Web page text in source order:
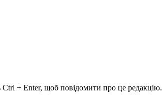
Ctrl + Enter, щоб повідомити про це редакцію.